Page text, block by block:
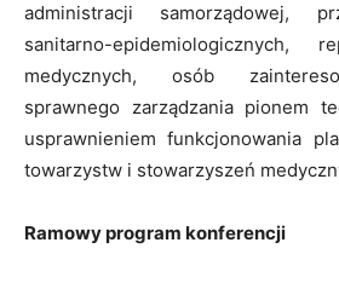
administracji samorządowej,
sanitarno-epidemiologicznych,
medycznych, osób
sprawnego zarządzania pionem
usprawnieniem funkcjonowania
towarzystw i stowarzyszeń
Ramowy program konferencji